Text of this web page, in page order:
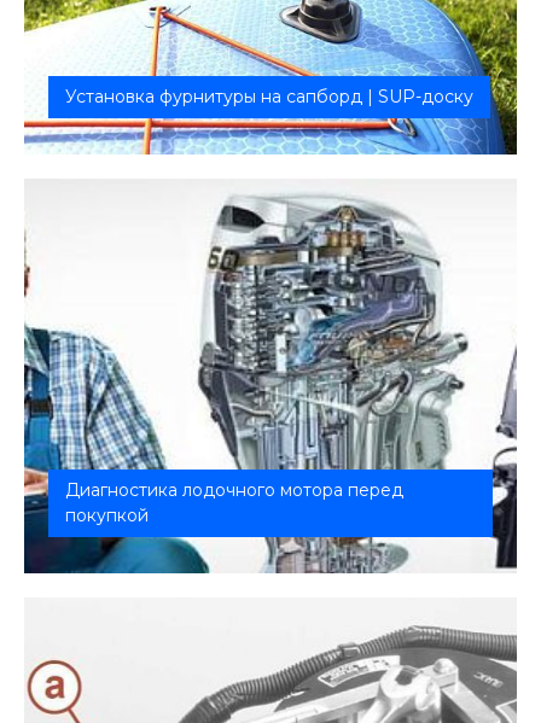
Установка фурнитуры на сапборд | SUP-доску
Патчи, рымы с металлическими кольцами, верёвки
Диагностика лодочного мотора перед
покупкой
Покупка лодочного мотора — ответственный шаг,